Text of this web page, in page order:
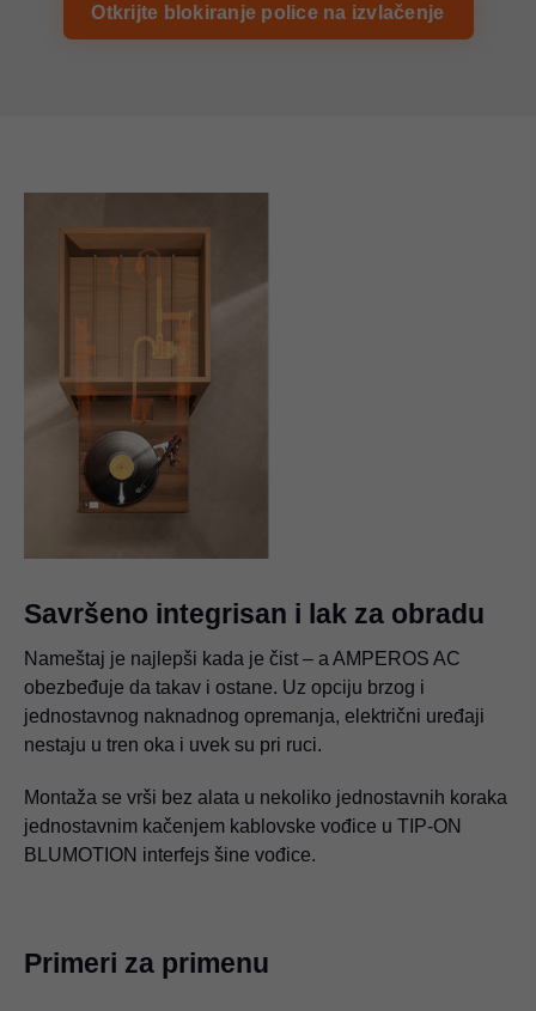
Otkrijte blokiranje police na izvlačenje
Savršeno integrisan i lak za obradu
Nameštaj je najlepši kada je čist – a AMPEROS AC
obezbeđuje da takav i ostane. Uz opciju brzog i
jednostavnog naknadnog opremanja, električni uređaji
nestaju u tren oka i uvek su pri ruci.
Montaža se vrši bez alata u nekoliko jednostavnih koraka
jednostavnim kačenjem kablovske vođice u TIP-ON
BLUMOTION interfejs šine vođice.
Primeri za primenu